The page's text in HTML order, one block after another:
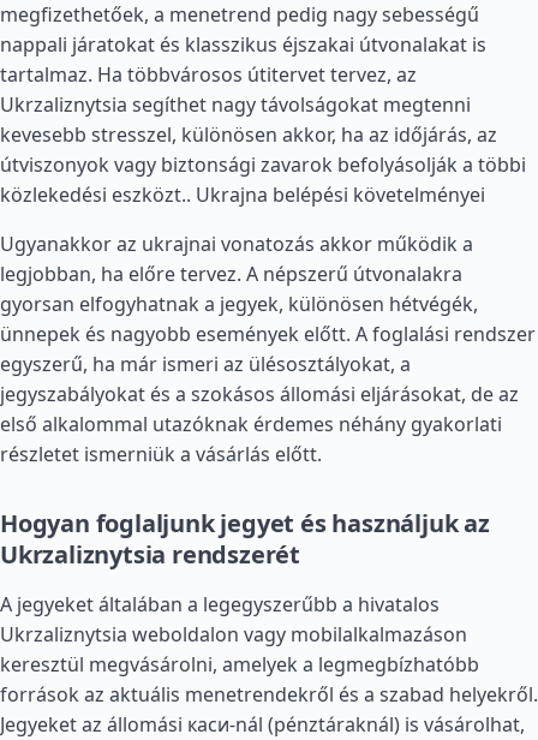
megfizethetőek, a menetrend pedig nagy sebességű
nappali járatokat és klasszikus éjszakai útvonalakat is
tartalmaz. Ha többvárosos útitervet tervez, az
Ukrzaliznytsia segíthet nagy távolságokat megtenni
kevesebb stresszel, különösen akkor, ha az időjárás, az
útviszonyok vagy biztonsági zavarok befolyásolják a többi
közlekedési eszközt.. Ukrajna belépési követelményei
Ugyanakkor az ukrajnai vonatozás akkor működik a
legjobban, ha előre tervez. A népszerű útvonalakra
gyorsan elfogyhatnak a jegyek, különösen hétvégék,
ünnepek és nagyobb események előtt. A foglalási rendszer
egyszerű, ha már ismeri az ülésosztályokat, a
jegyszabályokat és a szokásos állomási eljárásokat, de az
első alkalommal utazóknak érdemes néhány gyakorlati
részletet ismerniük a vásárlás előtt.
Hogyan foglaljunk jegyet és használjuk az
Ukrzaliznytsia rendszerét
A jegyeket általában a legegyszerűbb a hivatalos
Ukrzaliznytsia weboldalon vagy mobilalkalmazáson
keresztül megvásárolni, amelyek a legmegbízhatóbb
források az aktuális menetrendekről és a szabad helyekről.
Jegyeket az állomási каси-nál (pénztáraknál) is vásárolhat,